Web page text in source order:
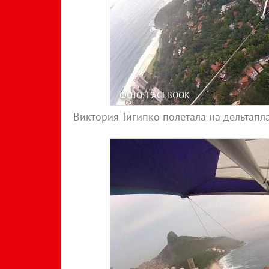
ФОТО: FACEBOOK
Виктория Тигипко полетала на